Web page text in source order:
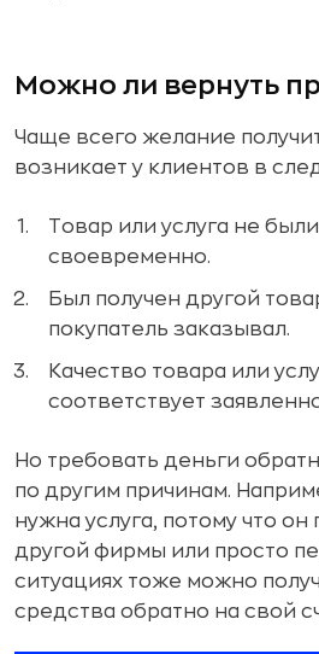
Можно ли вернуть
Чаще всего желание
возникает у клиентов в
Товар или услуга не
своевременно.
Был получен другой
покупатель заказывал.
Качество товара или
соответствует
Но требовать деньги
по другим причинам.
нужна услуга, потому что он
другой фирмы или просто
ситуациях тоже можно
средства обратно на свой